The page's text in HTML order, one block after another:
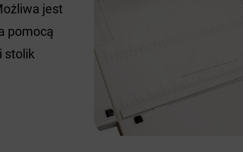
jest
pomocą
stolik